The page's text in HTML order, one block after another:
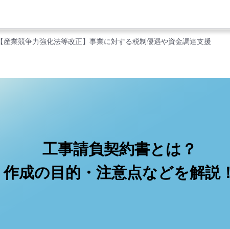
【産業競争力強化法等改正】事業に対する税制優遇や資金調達支援
工事請負契約書とは？
作成の目的・注意点などを解説！